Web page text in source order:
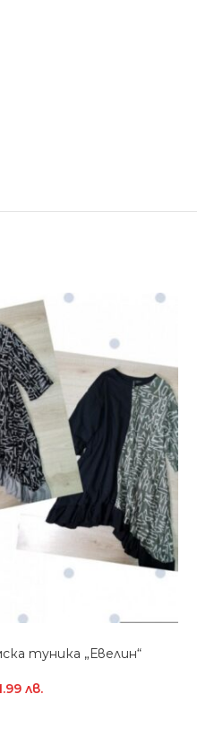
туника „Евелин“
лв.